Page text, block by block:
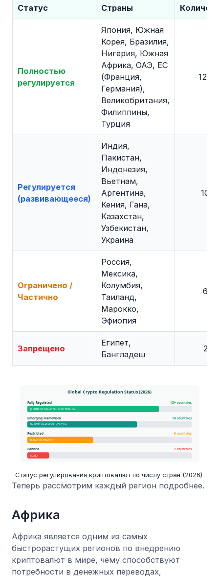
Статус Страны
Полностью
регулируется
Япония, Южная
Корея, Бразилия,
Нигерия, Южная
Африка, ОАЭ, ЕС
(Франция,
Германия),
Великобритания,
Филиппины,
Турция
12+
Регулируется
(развивающееся)
Индия,
Пакистан,
Индонезия,
Вьетнам,
Аргентина,
Кения, Гана,
Казахстан,
Узбекистан,
Украина
10
Ограничено /
Частично
Россия,
Мексика,
Колумбия,
Таиланд,
Марокко,
Эфиопия
6
Запрещено
Египет,
Бангладеш
2
Статус регулирования криптовалют по числу стран (2026).
Теперь рассмотрим каждый регион подробнее.
Африка
Африка является одним из самых
быстрорастущих регионов по внедрению
криптовалют в мире, чему способствуют
потребности в денежных переводах,